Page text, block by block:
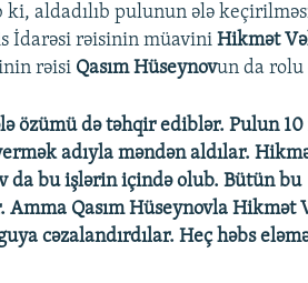
aldadılıb pulunun ələ
İdarəsi rəisinin müaviniHikmət
rəisi Qasım Hüseynovun da rolu
özümü də təhqir ediblər. Pulun
adıyla məndən aldılar.
da bu işlərin içində olub. Bütün bu
Amma Qasım Hüseynovla Hikmət
cəzalandırdılar. Heç həbs